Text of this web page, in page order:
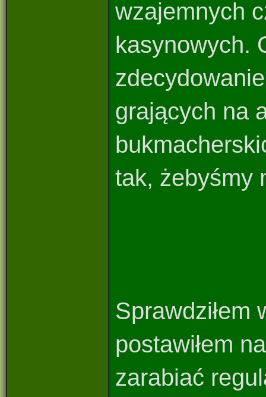
wzajemnych
kasynowych.
grających na
tak, żebyśmy
Sprawdziłem
postawiłem
zarabiać